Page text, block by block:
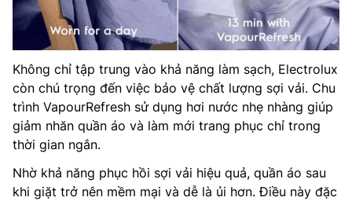
Không chỉ tập trung vào khả năng làm sạch, Electrolux
còn chú trọng đến việc bảo vệ chất lượng sợi vải. Chu
trình VapourRefresh sử dụng hơi nước nhẹ nhàng giúp
giảm nhăn quần áo và làm mới trang phục chỉ trong
thời gian ngắn.
Nhờ khả năng phục hồi sợi vải hiệu quả, quần áo sau
khi giặt trở nên mềm mại và dễ là ủi hơn. Điều này đặc